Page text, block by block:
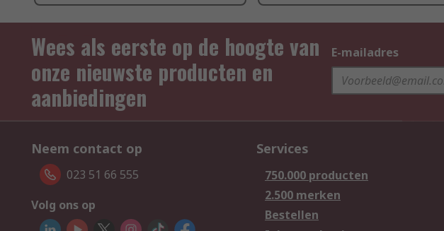
Wees als eerste op de hoogte van
onze nieuwste producten en
aanbiedingen
E-mailadres
Neem contact op
023 51 66 555
Volg ons op
Services
750.000 producten
2.500 merken
Bestellen